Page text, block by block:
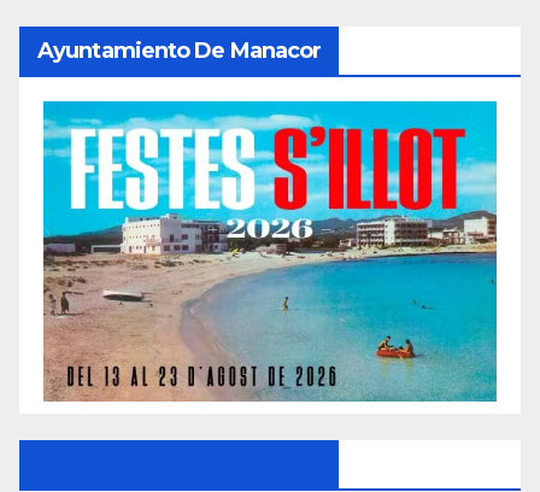
Ayuntamiento De Manacor